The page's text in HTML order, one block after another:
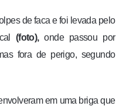
de faca e foi levada pelo
(foto),onde passou por
fora de perigo, segundo
em uma briga que